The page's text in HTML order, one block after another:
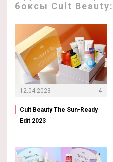
боксы Cult Beauty:
12.04.2023 4
Cult Beauty The Sun-Ready
Edit 2023